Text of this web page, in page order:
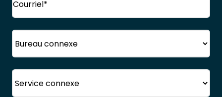
Bureau
Service